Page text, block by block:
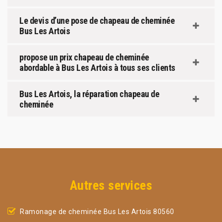
Le devis d’une pose de chapeau de cheminée
Bus Les Artois
propose un prix chapeau de cheminée
abordable à Bus Les Artois à tous ses clients
Bus Les Artois, la réparation chapeau de
cheminée
Autres services
Ramonage de cheminée Bus Les Artois 80560